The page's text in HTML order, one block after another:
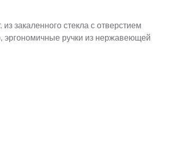
закаленного стекла с отверстием
эргономичные ручки из нержавеющей